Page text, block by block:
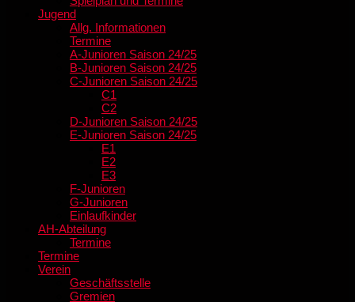
Jugend
Allg. Informationen
Termine
A-Junioren Saison 24/25
B-Junioren Saison 24/25
C-Junioren Saison 24/25
C1
C2
D-Junioren Saison 24/25
E-Junioren Saison 24/25
E1
E2
E3
F-Junioren
G-Junioren
Einlaufkinder
AH-Abteilung
Termine
Termine
Verein
Geschäftsstelle
Gremien